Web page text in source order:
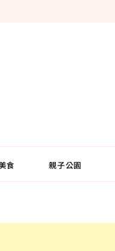
食 親子公園